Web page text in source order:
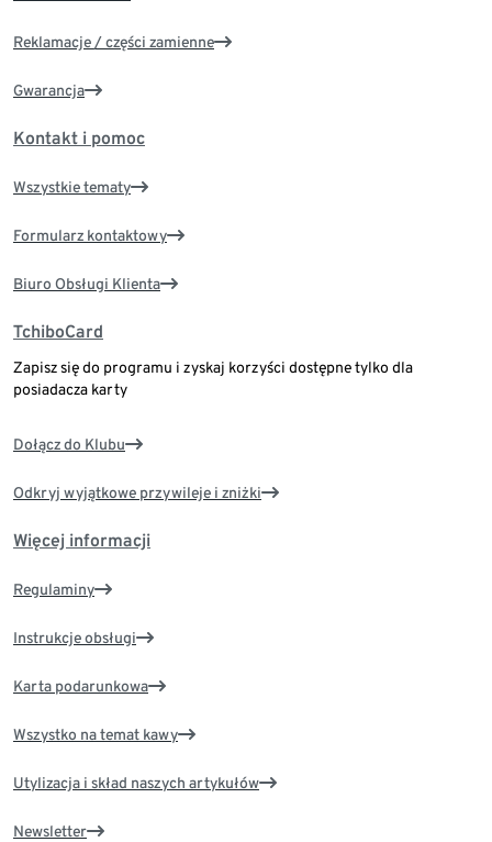
Reklamacje / części zamienne
Gwarancja
Kontakt i pomoc
Wszystkie tematy
Formularz kontaktowy
Biuro Obsługi Klienta
TchiboCard
Zapisz się do programu i zyskaj korzyści dostępne tylko dla
posiadacza karty
Dołącz do Klubu
Odkryj wyjątkowe przywileje i zniżki
Więcej informacji
Regulaminy
Instrukcje obsługi
Karta podarunkowa
Wszystko na temat kawy
Utylizacja i skład naszych artykułów
Newsletter